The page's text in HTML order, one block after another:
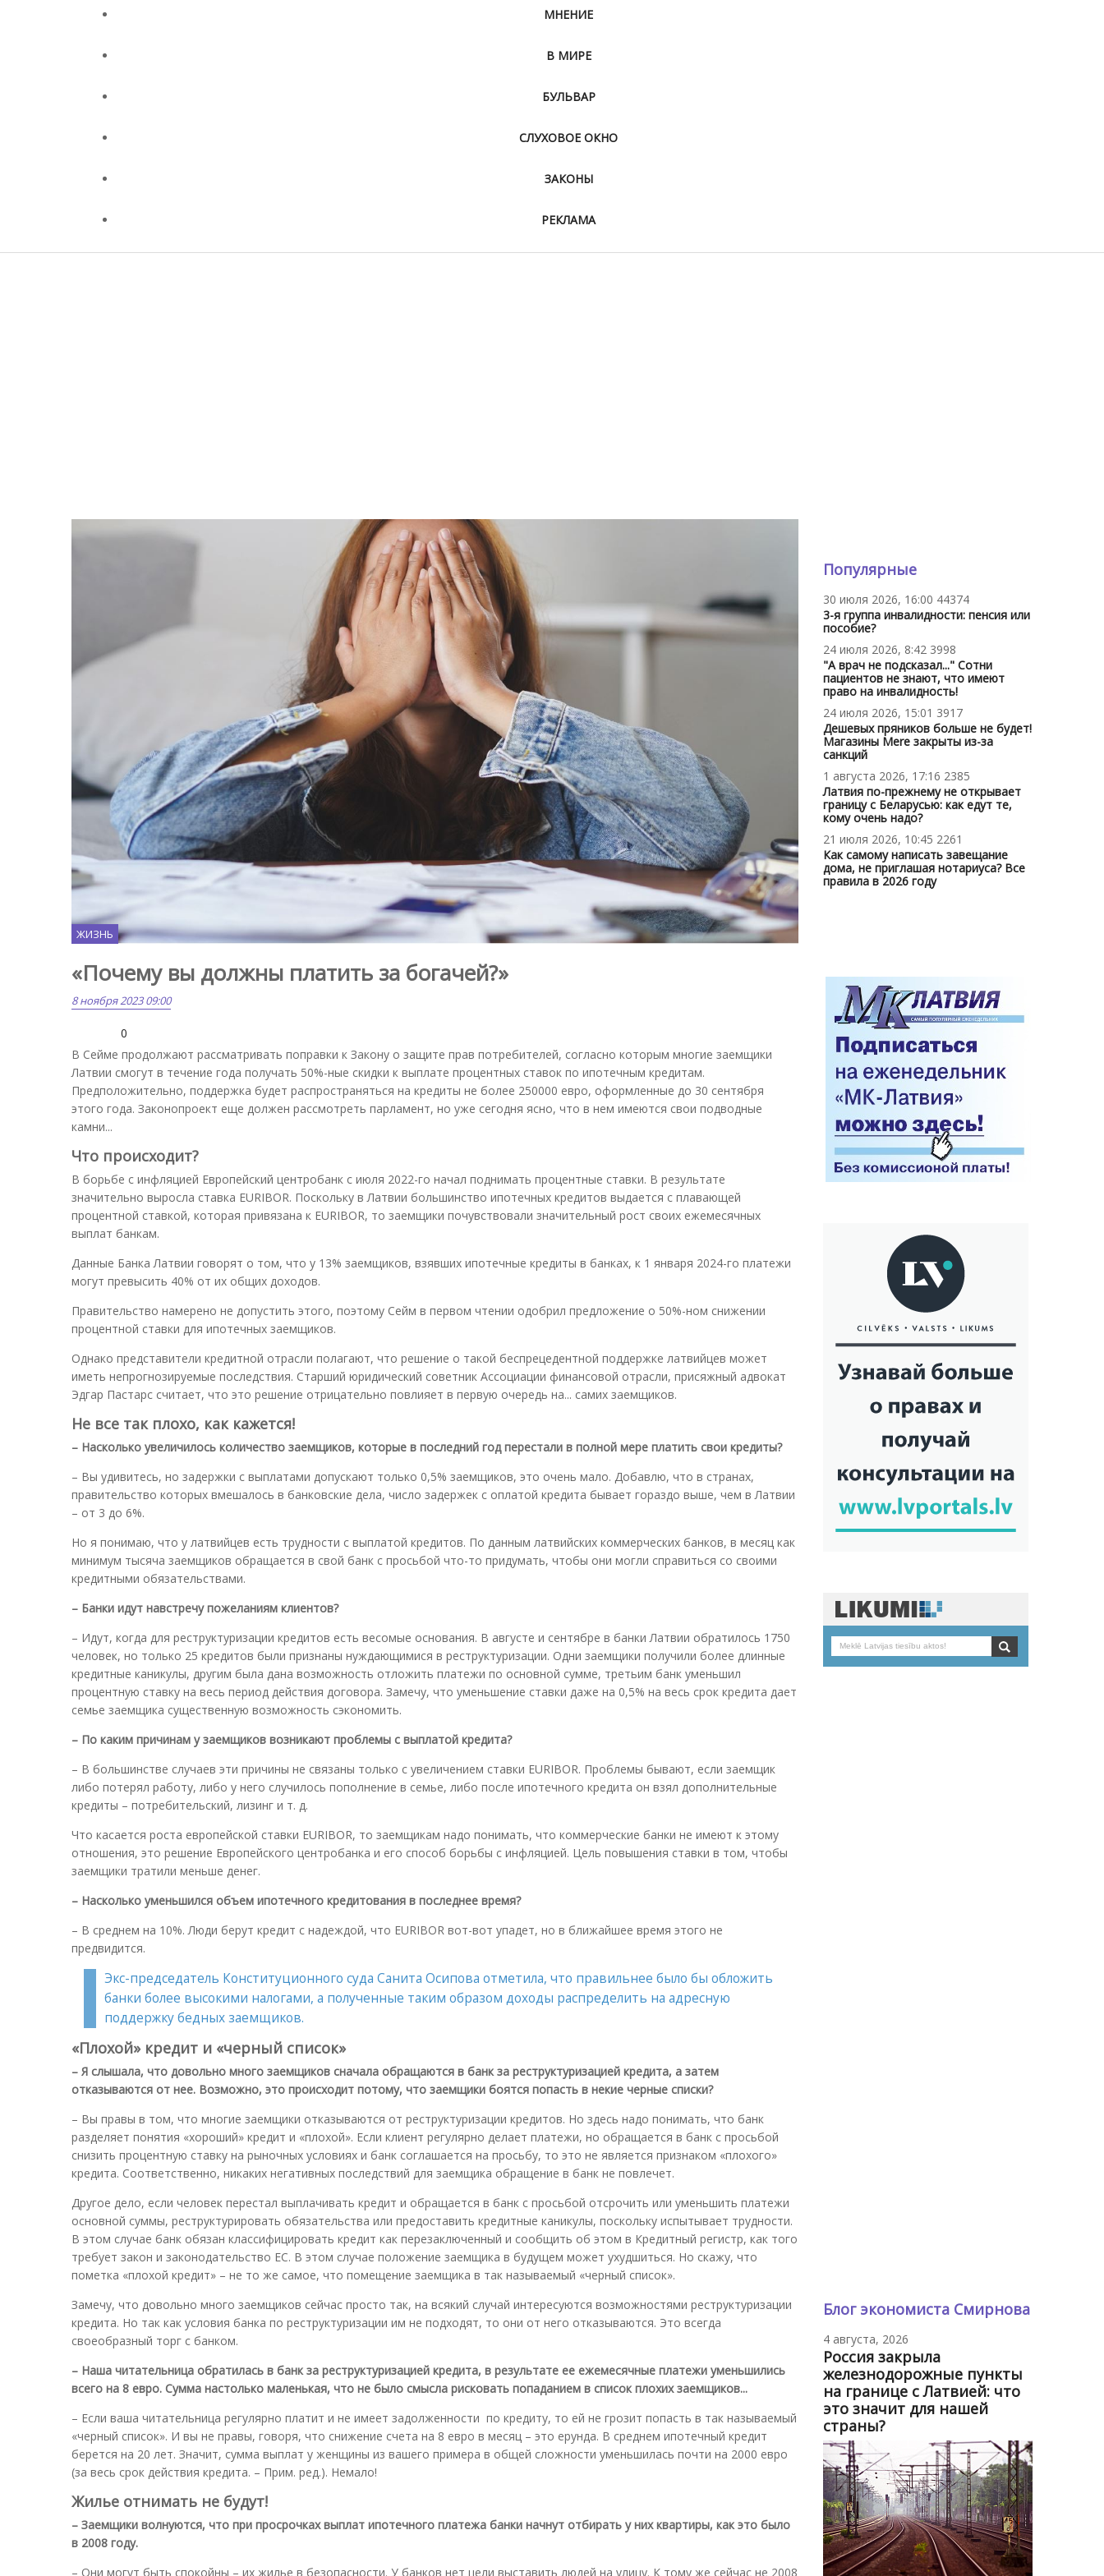
МНЕНИЕ
В МИРЕ
БУЛЬВАР
СЛУХОВОЕ ОКНО
ЗАКОНЫ
РЕКЛАМА
ЖИЗНЬ
«Почему вы должны платить за богачей?»
8 ноября 2023 09:00
0
В Сейме продолжают рассматривать поправки к Закону о защите прав потребителей, согласно которым многие заемщики
Латвии смогут в течение года получать 50%-ные скидки к выплате процентных ставок по ипотечным кредитам.
Предположительно, поддержка будет распространяться на кредиты не более 250000 евро, оформленные до 30 сентября
этого года. Законопроект еще должен рассмотреть парламент, но уже сегодня ясно, что в нем имеются свои подводные
камни...
Что происходит?
В борьбе с инфляцией Европейский центробанк с июля 2022-го начал поднимать процентные ставки. В результате
значительно выросла ставка EURIBOR. Поскольку в Латвии большинство ипотечных кредитов выдается с плавающей
процентной ставкой, которая привязана к EURIBOR, то заемщики почувствовали значительный рост своих ежемесячных
выплат банкам.
Данные Банка Латвии говорят о том, что у 13% заемщиков, взявших ипотечные кредиты в банках, к 1 января 2024-го платежи
могут превысить 40% от их общих доходов.
Правительство намерено не допустить этого, поэтому Сейм в первом чтении одобрил предложение о 50%-ном снижении
процентной ставки для ипотечных заемщиков.
Однако представители кредитной отрасли полагают, что решение о такой беспрецедентной поддержке латвийцев может
иметь непрогнозируемые последствия. Старший юридический советник Ассоциации финансовой отрасли, присяжный адвокат
Эдгар Пастарс считает, что это решение отрицательно повлияет в первую очередь на... самих заемщиков.
Не все так плохо, как кажется!
– Насколько увеличилось количество заемщиков, которые в последний год перестали в полной мере платить свои кредиты?
– Вы удивитесь, но задержки с выплатами допускают только 0,5% заемщиков, это очень мало. Добавлю, что в странах,
правительство которых вмешалось в банковские дела, число задержек с оплатой кредита бывает гораздо выше, чем в Латвии
– от 3 до 6%.
Но я понимаю, что у латвийцев есть трудности с выплатой кредитов. По данным латвийских коммерческих банков, в месяц как
минимум тысяча заемщиков обращается в свой банк с просьбой что-то придумать, чтобы они могли справиться со своими
кредитными обязательствами.
– Банки идут навстречу пожеланиям клиентов?
– Идут, когда для реструктуризации кредитов есть весомые основания. В августе и сентябре в банки Латвии обратилось 1750
человек, но только 25 кредитов были признаны нуждающимися в реструктуризации. Одни заемщики получили более длинные
кредитные каникулы, другим была дана возможность отложить платежи по основной сумме, третьим банк уменьшил
процентную ставку на весь период действия договора. Замечу, что уменьшение ставки даже на 0,5% на весь срок кредита дает
семье заемщика существенную возможность сэкономить.
– По каким причинам у заемщиков возникают проблемы с выплатой кредита?
– В большинстве случаев эти причины не связаны только с увеличением ставки EURIBOR. Проблемы бывают, если заемщик
либо потерял работу, либо у него случилось пополнение в семье, либо после ипотечного кредита он взял дополнительные
кредиты – потребительский, лизинг и т. д.
Что касается роста европейской ставки EURIBOR, то заемщикам надо понимать, что коммерческие банки не имеют к этому
отношения, это решение Европейского центробанка и его способ борьбы с инфляцией. Цель повышения ставки в том, чтобы
заемщики тратили меньше денег.
– Насколько уменьшился объем ипотечного кредитования в последнее время?
– В среднем на 10%. Люди берут кредит с надеждой, что EURIBOR вот-вот упадет, но в ближайшее время этого не
предвидится.
Экс-председатель Конституционного суда Санита Осипова отметила, что правильнее было бы обложить
банки более высокими налогами, а полученные таким образом доходы распределить на адресную
поддержку бедных заемщиков.
«Плохой» кредит и «черный список»
– Я слышала, что довольно много заемщиков сначала обращаются в банк за реструктуризацией кредита, а затем
отказываются от нее. Возможно, это происходит потому, что заемщики боятся попасть в некие черные списки?
– Вы правы в том, что многие заемщики отказываются от реструктуризации кредитов. Но здесь надо понимать, что банк
разделяет понятия «хороший» кредит и «плохой». Если клиент регулярно делает платежи, но обращается в банк с просьбой
снизить процентную ставку на рыночных условиях и банк соглашается на просьбу, то это не является признаком «плохого»
кредита. Соответственно, никаких негативных последствий для заемщика обращение в банк не повлечет.
Другое дело, если человек перестал выплачивать кредит и обращается в банк с просьбой отсрочить или уменьшить платежи
основной суммы, реструктурировать обязательства или предоставить кредитные каникулы, поскольку испытывает трудности.
В этом случае банк обязан классифицировать кредит как перезаключенный и сообщить об этом в Кредитный регистр, как того
требует закон и законодательство ЕС. В этом случае положение заемщика в будущем может ухудшиться. Но скажу, что
пометка «плохой кредит» – не то же самое, что помещение заемщика в так называемый «черный список».
Замечу, что довольно много заемщиков сейчас просто так, на всякий случай интересуются возможностями реструктуризации
кредита. Но так как условия банка по реструктуризации им не подходят, то они от него отказываются. Это всегда
своеобразный торг с банком.
– Наша читательница обратилась в банк за реструктуризацией кредита, в результате ее ежемесячные платежи уменьшились
всего на 8 евро. Сумма настолько маленькая, что не было смысла рисковать попаданием в список плохих заемщиков...
– Если ваша читательница регулярно платит и не имеет задолженности по кредиту, то ей не грозит попасть в так называемый
«черный список». И вы не правы, говоря, что снижение счета на 8 евро в месяц – это ерунда. В среднем ипотечный кредит
берется на 20 лет. Значит, сумма выплат у женщины из вашего примера в общей сложности уменьшилась почти на 2000 евро
(за весь срок действия кредита. – Прим. ред.). Немало!
Жилье отнимать не будут!
– Заемщики волнуются, что при просрочках выплат ипотечного платежа банки начнут отбирать у них квартиры, как это было
в 2008 году.
– Они могут быть спокойны – их жилье в безопасности. У банков нет цели выставить людей на улицу. К тому же сейчас не 2008
Популярные
30 июля 2026, 16:00 44374
3-я группа инвалидности: пенсия или
пособие?
24 июля 2026, 8:42 3998
"А врач не подсказал..." Сотни
пациентов не знают, что имеют
право на инвалидность!
24 июля 2026, 15:01 3917
Дешевых пряников больше не будет!
Магазины Mere закрыты из-за
санкций
1 августа 2026, 17:16 2385
Латвия по-прежнему не открывает
границу с Беларусью: как едут те,
кому очень надо?
21 июля 2026, 10:45 2261
Как самому написать завещание
дома, не приглашая нотариуса? Все
правила в 2026 году
Блог экономиста Смирнова
4 августа, 2026
Россия закрыла
железнодорожные пункты
на границе с Латвией: что
это значит для нашей
страны?